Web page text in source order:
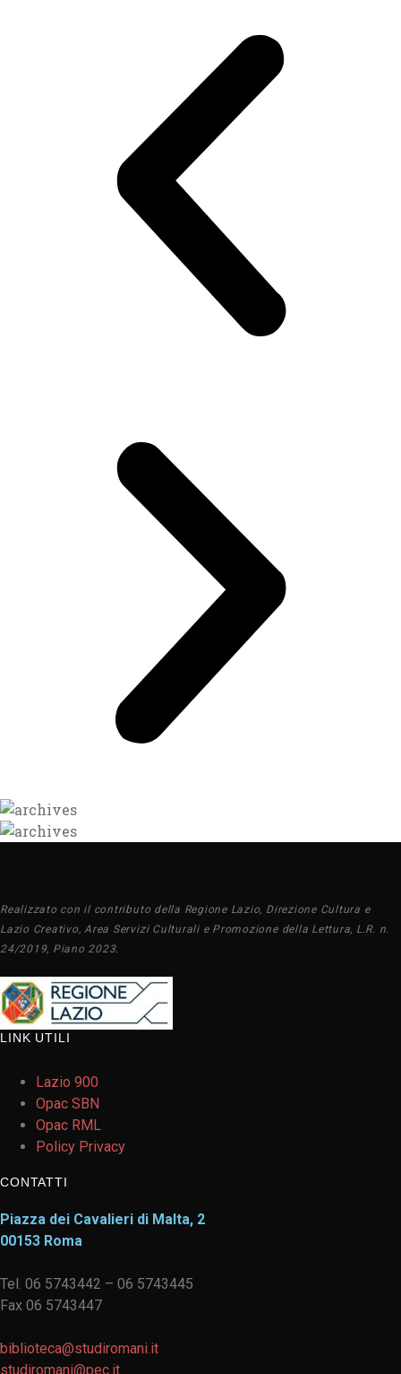
Realizzato con il contributo della Regione Lazio, Direzione Cultura e
Lazio Creativo, Area Servizi Culturali e Promozione della Lettura, L.R. n.
24/2019, Piano 2023.
LINK UTILI
Lazio 900
Opac SBN
Opac RML
Policy Privacy
CONTATTI
Piazza dei Cavalieri di Malta, 2
00153 Roma
Tel. 06 5743442 – 06 5743445
Fax 06 5743447
biblioteca@studiromani.it
studiromani@pec.it